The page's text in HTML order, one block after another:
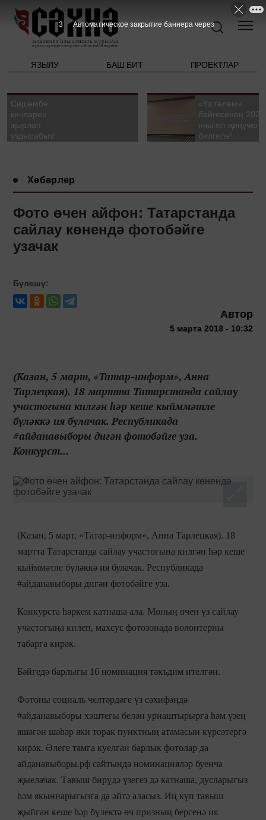
ЯЗЫЛУ БАШ БИТ ПРОЕКТЛАР
Сишәмбе
кичләрен
җырлап
уздырабыз!
«Үз телем»
бәйгесенең 2026
нчы ел
билгеле!
Хәбәрләр
Фото өчен айфон: Татарстанда
сайлау көнендә фотобәйге
узачак
Бүлешү:
Автор
5 марта 2018 - 10:32
(Казан, 5 март, «Татар-информ», Анна
Тарлецкая). 18 мартта Татарстанда сайлау
участогына килгән һәр кеше кыйммәтле
бүләккә ия булачак. Республикада
#айданавыборы дигән фотобәйге уза.
Конкурст...
(Казан, 5 март, «Татар-информ», Анна Тарлецкая). 18
мартта Татарстанда сайлау участогына килгән һәр кеше
кыйммәтле бүләккә ия булачак. Республикада
#айданавыборы дигән фотобәйге уза.
Конкурста һәркем катнаша ала. Моның өчен үз сайлау
участогыңа килеп, махсус фотозонада волонтерны
табарга кирәк.
Бәйгедә барлыгы 16 номинация тәкъдим ителгән.
Фотоны социаль челтәрдәге үз сәхифәңдә
#айданавыборы хэштегы белән урнаштырырга һәм үзең
яшәгән шәһәр яки торак пунктның атамасын күрсәтергә
кирәк. Әлеге тамга куелган барлык фотолар да
айданавыборы.рф сайтында номинацияләр буенча
җыелачак. Тавыш бирүдә үзегез дә катнаша, дусларыгыз
һәм якыннарыгызга да әйтә аласыз. Иң күп тавыш
җыйган кеше һәр бүлектә өч призның берсенә ия
2 Автоматическое закрытие баннера через